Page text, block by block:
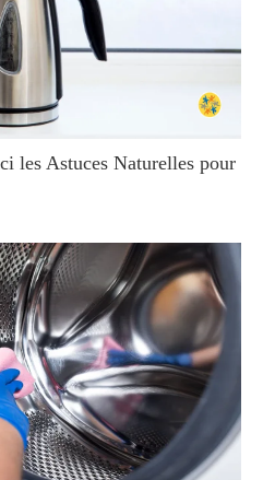
les Astuces Naturelles pour